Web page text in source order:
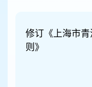
修订《上海市
则》